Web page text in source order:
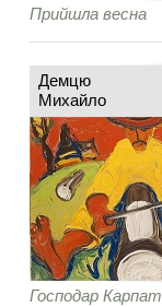
Прийшла весна
Демцю
Михайло
Господар Карпат